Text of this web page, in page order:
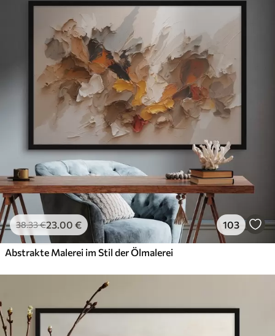
38.33€23.00 € 103
Abstrakte Malerei im Stil der Ölmalerei